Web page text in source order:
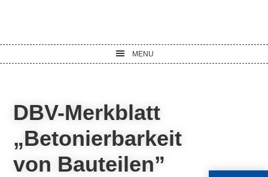
MENU
DBV-Merkblatt
„Betonierbarkeit
von Bauteilen”